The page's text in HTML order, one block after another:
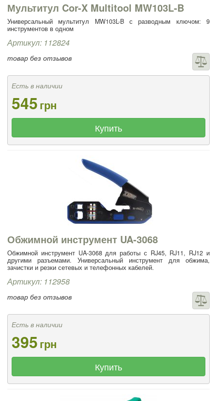
Мультитул Cor-X Multitool MW103L-B
Универсальный мультитул MW103L-B с разводным ключом: 9
инструментов в одном
Артикул: 112824
товар без отзывов
Есть в наличии
545грн
Купить
Обжимной инструмент UA-3068
Обжимной инструмент UA-3068 для работы с RJ45, RJ11, RJ12 и
другими разъемами. Универсальный инструмент для обжима,
зачистки и резки сетевых и телефонных кабелей.
Артикул: 112958
товар без отзывов
Есть в наличии
395грн
Купить